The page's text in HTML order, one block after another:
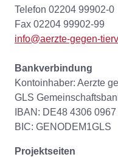
Telefon 02204 99902-0
Fax 02204 99902-99
info@aerzte-gegen-
Bankverbindung
Kontoinhaber: Aerzte
GLS
IBAN: DE48 4306
BIC: GENODEM1GLS
Projektseiten